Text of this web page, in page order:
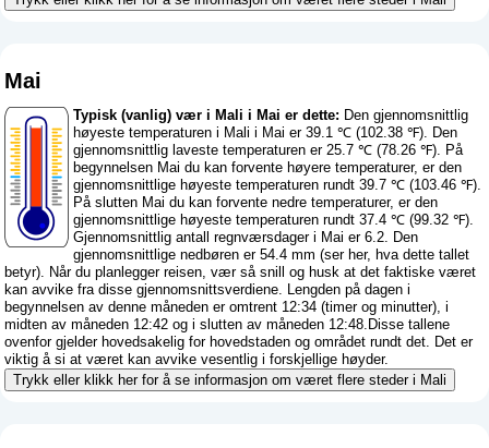
Mai
Typisk (vanlig) vær i Mali i Mai er dette: Den gjennomsnittlig
høyeste temperaturen i Mali i Mai er 39.1 ℃ (102.38 ℉). Den
gjennomsnittlig laveste temperaturen er 25.7 ℃ (78.26 ℉). På
begynnelsen Mai du kan forvente høyere temperaturer, er den
gjennomsnittlige høyeste temperaturen rundt 39.7 ℃ (103.46 ℉).
På slutten Mai du kan forvente nedre temperaturer, er den
gjennomsnittlige høyeste temperaturen rundt 37.4 ℃ (99.32 ℉).
Gjennomsnittlig antall regnværsdager i Mai er 6.2. Den
gjennomsnittlige nedbøren er 54.4 mm (ser her, hva dette tallet
betyr). Når du planlegger reisen, vær så snill og husk at det faktiske været
kan avvike fra disse gjennomsnittsverdiene. Lengden på dagen i
begynnelsen av denne måneden er omtrent 12:34 (timer og minutter), i
midten av måneden 12:42 og i slutten av måneden 12:48.Disse tallene
ovenfor gjelder hovedsakelig for hovedstaden og området rundt det. Det er
viktig å si at været kan avvike vesentlig i forskjellige høyder.
Trykk eller klikk her for å se informasjon om været flere steder i Mali